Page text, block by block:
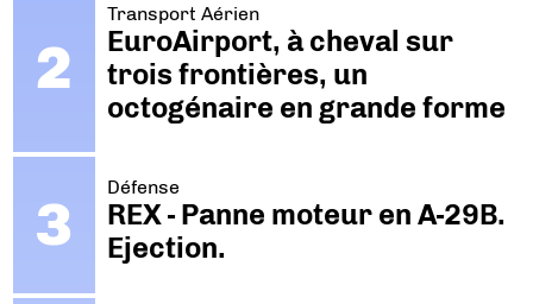
Transport Aérien
EuroAirport, à cheval sur
trois frontières, un
octogénaire en grande forme
Défense
REX - Panne moteur en A-29B.
Ejection.